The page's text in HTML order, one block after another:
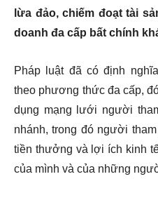
lừa đảo, chiếm đoạt tài
doanh đa cấp bất chính
Pháp luật đã có định
theo phương thức đa cấp,
dụng mạng lưới người
nhánh, trong đó người
tiền thưởng và lợi ích kinh
của mình và của những